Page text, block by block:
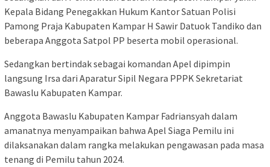
Kepala Bidang Penegakkan Hukum Kantor Satuan Polisi
Pamong Praja Kabupaten Kampar H Sawir Datuok Tandiko dan
beberapa Anggota Satpol PP beserta mobil operasional.
Sedangkan bertindak sebagai komandan Apel dipimpin
langsung Irsa dari Aparatur Sipil Negara PPPK Sekretariat
Bawaslu Kabupaten Kampar.
Anggota Bawaslu Kabupaten Kampar Fadriansyah dalam
amanatnya menyampaikan bahwa Apel Siaga Pemilu ini
dilaksanakan dalam rangka melakukan pengawasan pada masa
tenang di Pemilu tahun 2024.